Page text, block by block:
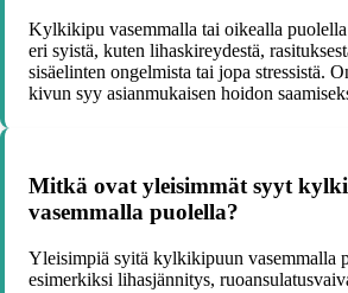
Kylkikipu vasemmalla tai oikealla
eri syistä, kuten lihaskireydestä,
sisäelinten ongelmista tai jopa stressistä.
kivun syy asianmukaisen hoidon
Mitkä ovat yleisimmät syyt
vasemmalla puolella?
Yleisimpiä syitä kylkikipuun vasemmalla
esimerkiksi lihasjännitys,